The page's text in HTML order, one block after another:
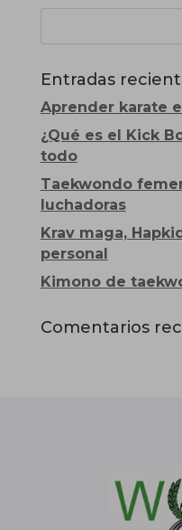
Entradas
Aprender karate
¿Qué es el Kick
todo
Taekwondo
luchadoras
Krav maga,
personal
Kimono de
Comentarios